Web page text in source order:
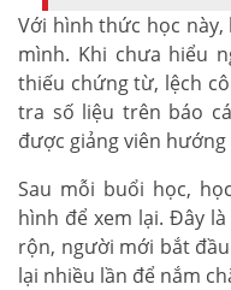
Với hình thức học
mình. Khi chưa hiểu
thiếu chứng từ, lệch
tra số liệu trên báo
được giảng viên hướng
Sau mỗi buổi học,
hình để xem lại. Đây
rộn, người mới bắt
lại nhiều lần để nắm